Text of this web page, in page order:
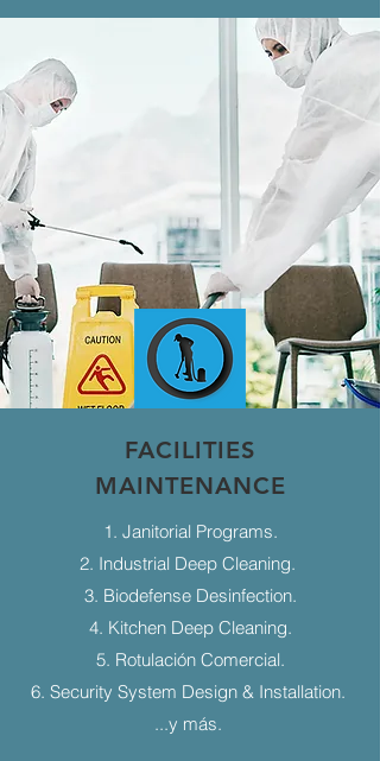
FACILITIES
MAINTENANCE
1. Janitorial Programs.
2. Industrial Deep Cleaning.
3. Biodefense Desinfection.
4. Kitchen Deep Cleaning.
5. Rotulación Comercial.
6. Security System Design & Installation.
...y más.